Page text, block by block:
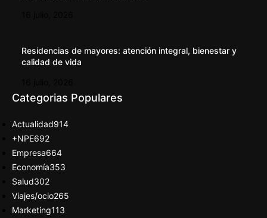
Residencias de mayores: atención integral, bienestar y
calidad de vida
Categorias Populares
Actualidad914
+NPE692
Empresa664
Economía353
Salud302
Viajes/ocio265
Marketing113